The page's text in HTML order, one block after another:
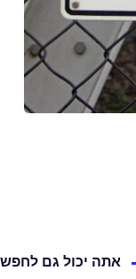
אתה יכול גם לחפש